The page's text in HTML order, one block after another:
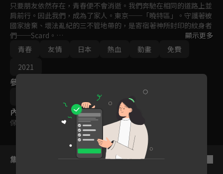
只要朋友依然存在，青春便不會消逝。我們奔馳在相同的道路上並
肩前行。因此我們，成為了家人。東京──「曉特區」。守護著被
國家捨棄、壞法亂紀的三不管地帶的，是寄宿著神所封印的紋身者
們──Scard。
層出不窮的困難不斷襲擊「海利歐斯」、「阿提米斯」與「公安特
務」，他們彼此衝突碰撞，卻也攜手共度難關。不知從何時開始，
連繫彼此的羈絆不再是仇恨與憤怒，轉換為信賴般的關係⋯
顯示更多
青春
友情 日本 熱血 動畫
免費
2021
參與演員
GoHands × Frontier Works
內容標籤
保護級
集數列表